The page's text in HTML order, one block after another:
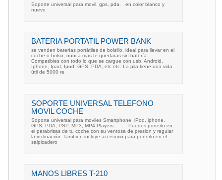
Soporte universal para movil, gps, pda. . en color blanco y
nuevo
BATERIA PORTATIL POWER BANK
se venden baterías portátiles de bolsillo, ideal para llevar en el
coche o bolso, nunca mas te quedaras sin batería.
Compatibles con todo lo que se cargue con usb, Android,
Iphone, Ipad, Ipod, GPS, PDA, etc etc. La pila tiene una vida
útil de 5000 re
SOPORTE UNIVERSAL TELEFONO
MOVIL COCHE
Soporte universal para moviles Smartphone, iPod, iphone,
GPS, PDA, PSP, MP3, MP4 Players. . . . . Puedes ponerlo en
el parabrisas de tu coche con su ventosa de presion y regular
la inclinación. Tambien incluye accesorio para ponerlo en el
salpicadero
MANOS LIBRES T-210